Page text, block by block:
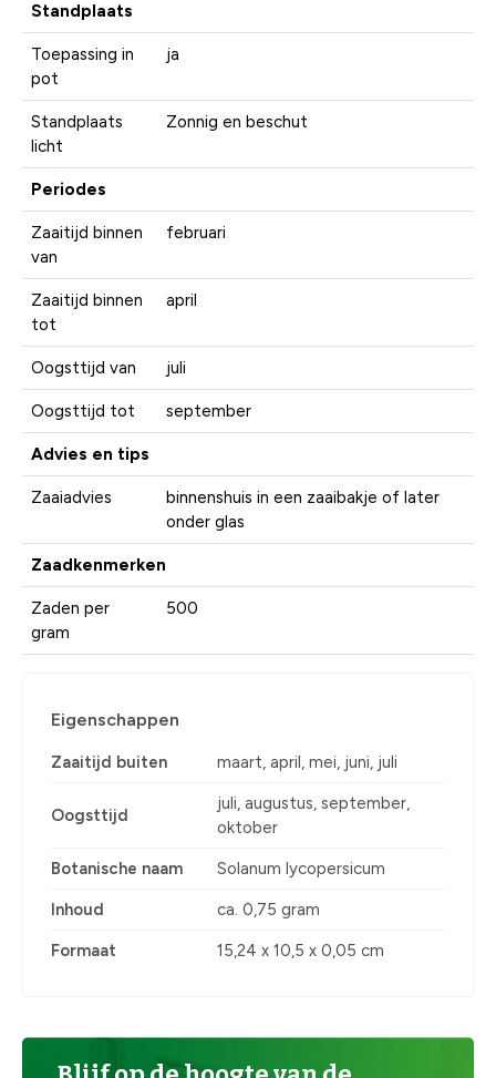
Standplaats
Toepassing in
pot
ja
Standplaats
licht
Zonnig en beschut
Periodes
Zaaitijd binnen
van
februari
Zaaitijd binnen
tot
april
Oogsttijd van juli
Oogsttijd tot september
Advies en tips
Zaaiadvies
binnenshuis in een zaaibakje of later
onder glas
Zaadkenmerken
Zaden per
gram
500
Eigenschappen
Zaaitijd buiten maart, april, mei, juni, juli
Oogsttijd
juli, augustus, september,
oktober
Botanische naam Solanum lycopersicum
Inhoud ca. 0,75 gram
Formaat 15,24 x 10,5 x 0,05 cm